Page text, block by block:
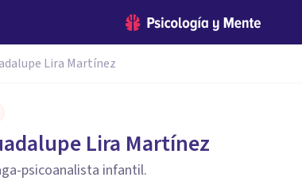
Lira Martínez
Lira Martínez
psicoanalista infantil.